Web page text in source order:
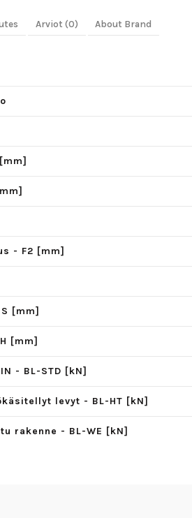
Arviot (0) About Brand
- F2 [mm]
[mm]
[mm]
- BL-STD [kN]
levyt - BL-HT [kN]
rakenne - BL-WE [kN]